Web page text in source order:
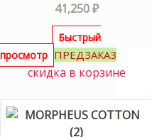
41,250₽
Быстрый
просмотр ПРЕДЗАКАЗ
скидка в корзине